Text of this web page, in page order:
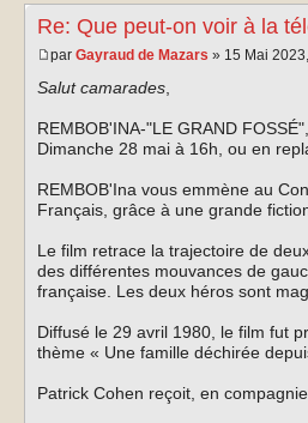
Re: Que peut-on voir à la
par Gayraud de Mazars » 15 Mai
Salut camarades
REMBOB'INA-"LE GRAND
Dimanche 28 mai à 16h, ou en
REMBOB'Ina vous emmène au
Français, grâce à une grande
Le film retrace la trajectoire de
des différentes mouvances de
française. Les deux héros sont
Diffusé le 29 avril 1980, le film fut
thème « Une famille déchirée
Patrick Cohen reçoit, en